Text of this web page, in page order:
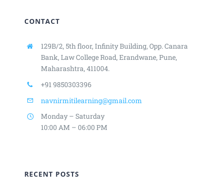
CONTACT
129B/2, 5th floor, Infinity Building, Opp. Canara
Bank, Law College Road, Erandwane, Pune,
Maharashtra, 411004.
+91 9850303396
navnirmitilearning@gmail.com
Monday – Saturday
10:00 AM – 06:00 PM
RECENT POSTS